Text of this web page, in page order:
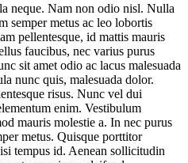
neque. Nam non odio nisl. Nulla
semper metus ac leo lobortis
pellentesque, id mattis mauris
faucibus, nec varius purus
sit amet odio ac lacus malesuada
nunc quis, malesuada dolor.
risus. Nunc vel dui
enim. Vestibulum
mauris molestie a. In nec purus
metus. Quisque porttitor
tempus id. Aenean sollicitudin